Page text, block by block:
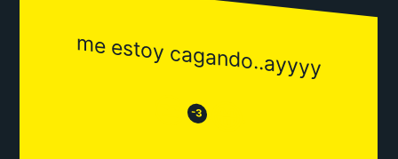
me estoy cagando..ayyyy
😒 -3 😂